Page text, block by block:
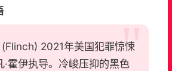
(Flinch) 2021年美国犯罪惊悚
·霍伊执导。冷峻压抑的黑色